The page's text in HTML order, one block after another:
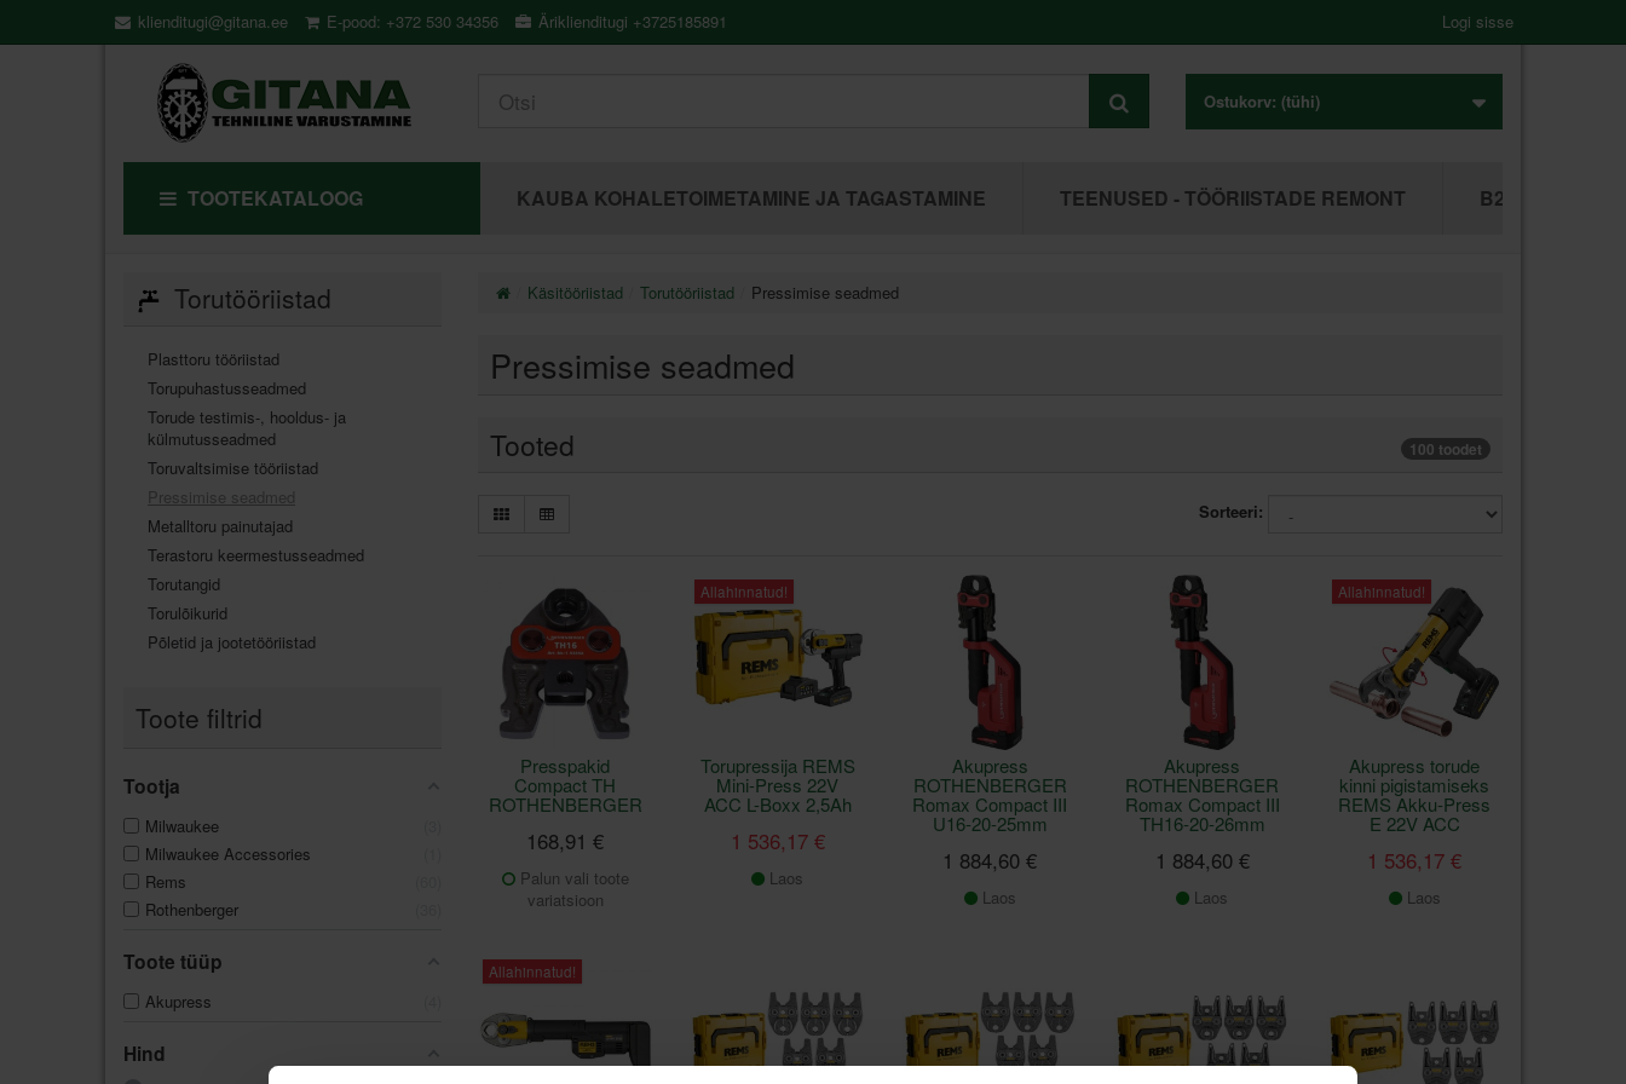
klienditugi@gitana.ee E-pood: +372 530 34356 Äriklienditugi +3725185891 Logi sisse
Ostukorv: (tühi)
TOOTEKATALOOG KAUBA KOHALETOIMETAMINE JA TAGASTAMINE TEENUSED - TÖÖRIISTADE REMONT B2B
Torutööriistad
Plasttoru tööriistad
Torupuhastusseadmed
Torude testimis-, hooldus- ja
külmutusseadmed
Toruvaltsimise tööriistad
Pressimise seadmed
Metalltoru painutajad
Terastoru keermestusseadmed
Torutangid
Torulõikurid
Põletid ja jootetööriistad
Toote filtrid
Tootja
Milwaukee
Milwaukee Accessories
Rems
Rothenberger
Toote tüüp
Akupress
Hind
Käsitööriistad Torutööriistad Pressimise seadmed
Pressimise seadmed
Tooted 100 toodet
Sorteeri:
Presspakid
Compact TH
ROTHENBERGER
168,91 €
Palun vali toote
variatsioon
Allahinnatud!
Torupressija REMS
Mini-Press 22V
ACC L-Boxx 2,5Ah
1 536,17 €
Laos
Akupress
ROTHENBERGER
Romax Compact III
U16-20-25mm
1 884,60 €
Laos
Akupress
ROTHENBERGER
Romax Compact III
TH16-20-26mm
1 884,60 €
Laos
Allahinnatud!
Akupress torude
kinni pigistamiseks
REMS Akku-Press
E 22V ACC
1 536,17 €
Laos
Allahinnatud!